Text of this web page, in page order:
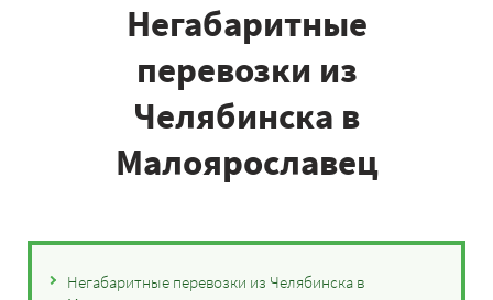
Негабаритные
перевозки из
Челябинска в
Малоярославец
Негабаритные перевозки из Челябинска в